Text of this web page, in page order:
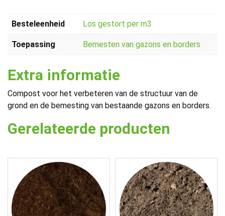
Besteleenheid Los gestort per m3
Toepassing Bemesten van gazons en borders
Extra informatie
Compost voor het verbeteren van de structuur van de
grond en de bemesting van bestaande gazons en borders.
Gerelateerde producten